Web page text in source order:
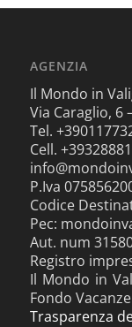
AGENZIA
Il Mondo in
Via Caraglio, 6
Tel.
Cell.
P.Iva
Codice
Pec:
Aut. num
Registro
Il Mondo in
Fondo
Trasparenza